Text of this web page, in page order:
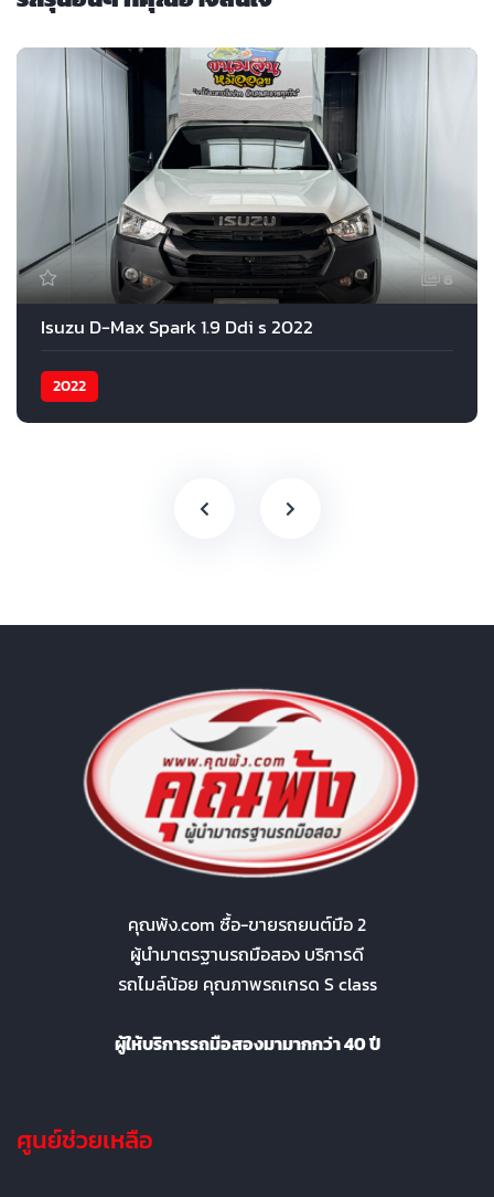
6
Isuzu D-Max Spark 1.9 Ddi s 2022
2022
คุณพ้ง.com ซื้อ-ขายรถยนต์มือ 2
ผู้นำมาตรฐานรถมือสอง บริการดี
รถไมล์น้อย คุณภาพรถเกรด S class
ผู้ให้บริการรถมือสองมามากกว่า 40 ปี
ศูนย์ช่วยเหลือ